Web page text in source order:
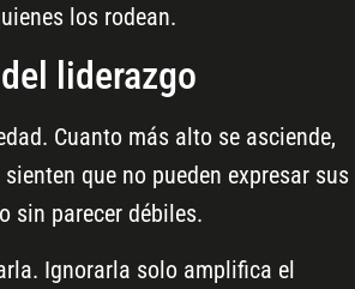
los rodean.
liderazgo
Cuanto más alto se asciende,
que no pueden expresar sus
sin parecer débiles.
Ignorarla solo amplifica el